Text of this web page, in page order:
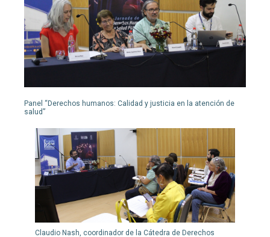
Panel “Derechos humanos: Calidad y justicia en la atención de
salud”
Claudio Nash, coordinador de la Cátedra de Derechos